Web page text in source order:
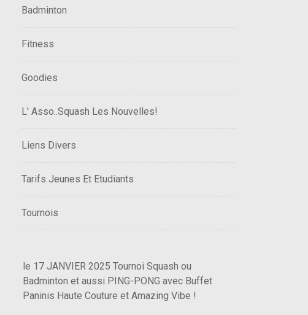
Badminton
Fitness
Goodies
L' Asso..Squash Les Nouvelles!
Liens Divers
Tarifs Jeunes Et Etudiants
Tournois
le 17 JANVIER 2025 Tournoi Squash ou
Badminton et aussi PING-PONG avec Buffet
Paninis Haute Couture et Amazing Vibe !